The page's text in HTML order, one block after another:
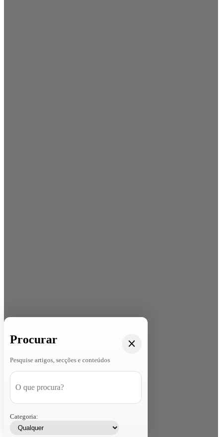
Procurar
Pesquise artigos, secções e conteúdos
Categoria: